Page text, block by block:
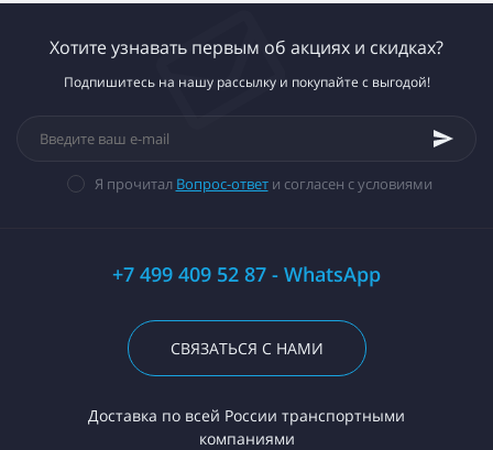
Хотите узнавать первым об акциях и скидках?
Подпишитесь на нашу рассылку и покупайте с выгодой!
Я прочитал Вопрос-ответи согласен с условиями
+7 499 409 52 87 - WhatsApp
СВЯЗАТЬСЯ С НАМИ
Доставка по всей России транспортными
компаниями